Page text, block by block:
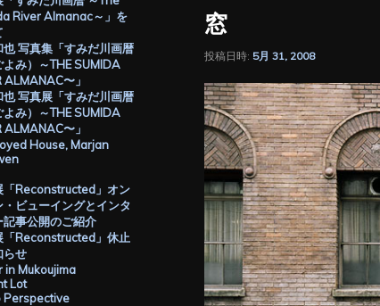
ナ
ビ
ゲ
シ
ョ
ン
窓
投稿日時: 5月 31, 2008
River Almanac～」を
也 写真集「すみだ川画暦
よみ）～THE SUMIDA
ALMANAC〜」
也 写真展「すみだ川画暦
よみ）～THE SUMIDA
ALMANAC〜」
House, Marjan
「Reconstructed」オン
・ビューイングとインタ
記事公開のご紹介
「Reconstructed」休止
らせ
in Mukoujima
Lot
Perspective